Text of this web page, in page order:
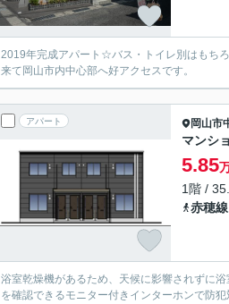
2019年完成アパート☆バス・トイレ別はもち
来て岡山市内中心部へ好アクセスです。
アパート 岡山市
マンシ
5.85
1階 /
赤穂線
浴室乾燥機があるため、天候に影響されずに
を確認できるモニター付きインターホンで防